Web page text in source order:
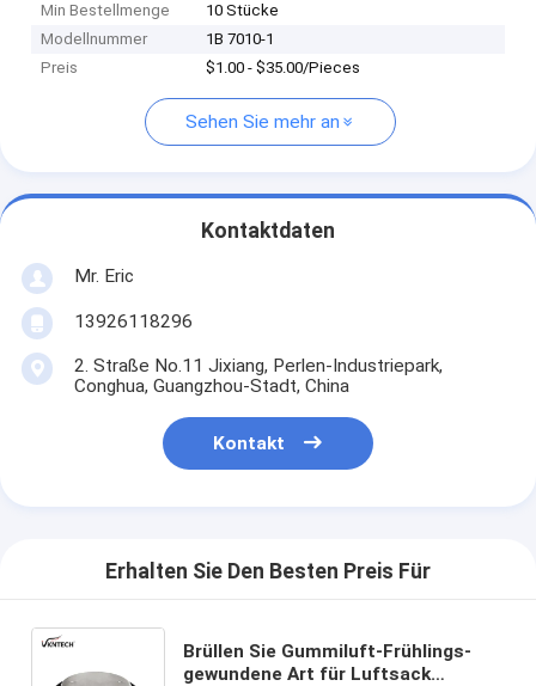
Min Bestellmenge
10 Stücke
Modellnummer
1B 7010-1
Preis
$1.00 - $35.00/Pieces
Sehen Sie mehr an
Kontaktdaten
Mr. Eric
13926118296
2. Straße No.11 Jixiang, Perlen-Industriepark,
Conghua, Guangzhou-Stadt, China
Kontakt
Erhalten Sie Den Besten Preis Für
Brüllen Sie Gummiluft-Frühlings-
gewundene Art für Luftsack